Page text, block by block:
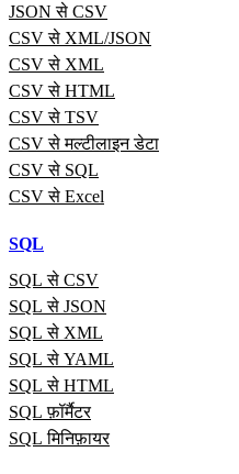
JSON से CSV
CSV से XML/JSON
CSV से XML
CSV से HTML
CSV से TSV
CSV से मल्टीलाइन डेटा
CSV से SQL
CSV से Excel
SQL
SQL से CSV
SQL से JSON
SQL से XML
SQL से YAML
SQL से HTML
SQL फ़ॉर्मैटर
SQL मिनिफ़ायर